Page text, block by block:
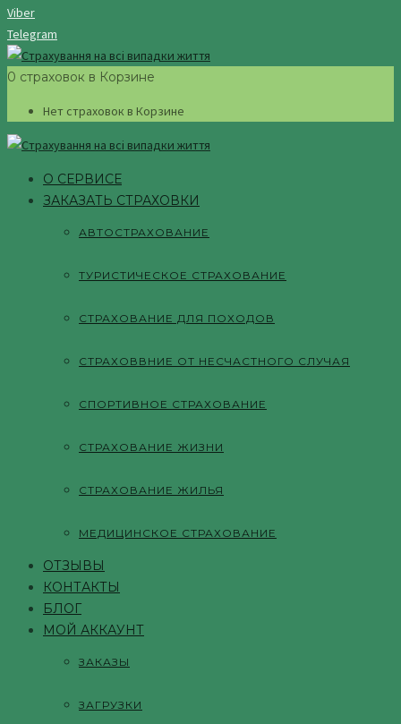
Viber
Telegram
0 страховок в Корзине
Нет страховок в Корзине
О СЕРВИСЕ
ЗАКАЗАТЬ СТРАХОВКИ
АВТОСТРАХОВАНИЕ
ТУРИСТИЧЕСКОЕ СТРАХОВАНИЕ
СТРАХОВАНИЕ ДЛЯ ПОХОДОВ
СТРАХОВВНИЕ ОТ НЕСЧАСТНОГО СЛУЧАЯ
СПОРТИВНОЕ СТРАХОВАНИЕ
СТРАХОВАНИЕ ЖИЗНИ
СТРАХОВАНИЕ ЖИЛЬЯ
МЕДИЦИНСКОЕ СТРАХОВАНИЕ
ОТЗЫВЫ
КОНТАКТЫ
БЛОГ
МОЙ АККАУНТ
ЗАКАЗЫ
ЗАГРУЗКИ